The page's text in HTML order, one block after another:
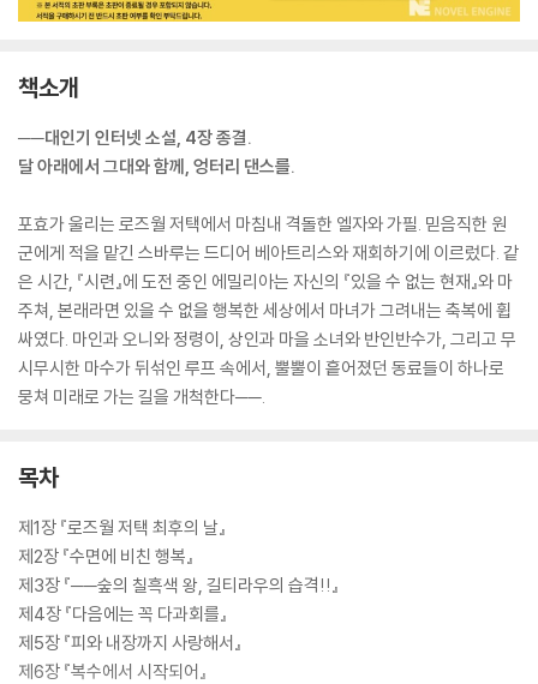
책소개
──대인기 인터넷 소설, 4장 종결.
달 아래에서 그대와 함께, 엉터리 댄스를.
포효가 울리는 로즈월 저택에서 마침내 격돌한 엘자와 가필. 믿음직한 원
군에게 적을 맡긴 스바루는 드디어 베아트리스와 재회하기에 이르렀다. 같
은 시간, 『시련』에 도전 중인 에밀리아는 자신의 『있을 수 없는 현재』와 마
주쳐, 본래라면 있을 수 없을 행복한 세상에서 마녀가 그려내는 축복에 휩
싸였다. 마인과 오니와 정령이, 상인과 마을 소녀와 반인반수가, 그리고 무
시무시한 마수가 뒤섞인 루프 속에서, 뿔뿔이 흩어졌던 동료들이 하나로
뭉쳐 미래로 가는 길을 개척한다──.
목차
제1장 『로즈월 저택 최후의 날』
제2장 『수면에 비친 행복』
제3장 『──숲의 칠흑색 왕, 길티라우의 습격!!』
제4장 『다음에는 꼭 다과회를』
제5장 『피와 내장까지 사랑해서』
제6장 『복수에서 시작되어』